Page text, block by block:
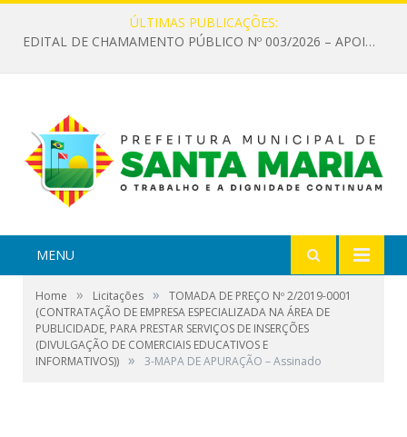
ÚLTIMAS PUBLICAÇÕES:
EDITAL DE CHAMAMENTO PÚBLICO Nº 003/2026 – APOIO À INFRAESTRUTURA CULTURAL
MENU
Home » Licitações »
TOMADA DE PREÇO Nº 2/2019-0001
(CONTRATAÇÃO DE EMPRESA ESPECIALIZADA NA ÁREA DE
PUBLICIDADE, PARA PRESTAR SERVIÇOS DE INSERÇÕES
(DIVULGAÇÃO DE COMERCIAIS EDUCATIVOS E
INFORMATIVOS)) » 3-MAPA DE APURAÇÃO – Assinado